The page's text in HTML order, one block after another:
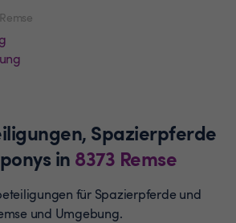
Spazierpferde
in 8373 Remse
für Spazierpferde und
und Umgebung.